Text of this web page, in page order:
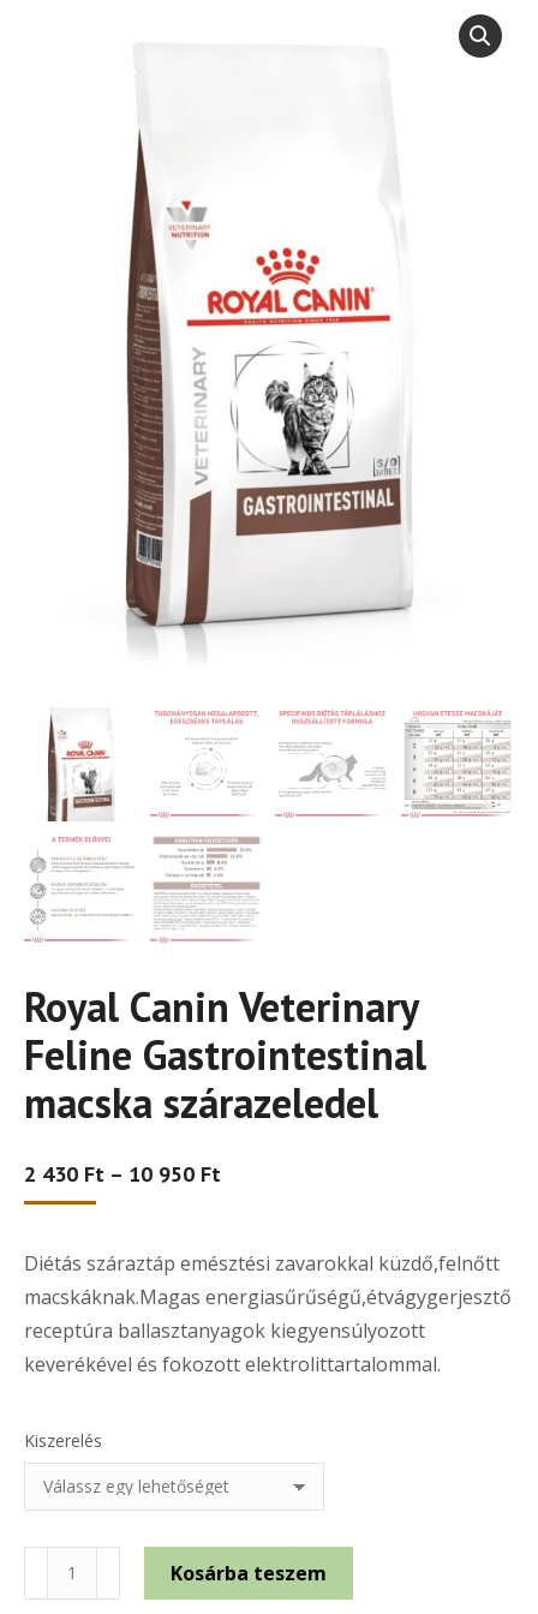
Royal Canin Veterinary
Feline Gastrointestinal
macska szárazeledel
2 430 Ft – 10 950 Ft
10
950 Ft
Diétás száraztáp emésztési zavarokkal küzdő,felnőtt
macskáknak.Magas energiasűrűségű,étvágygerjesztő
receptúra ballasztanyagok kiegyensúlyozott
keverékével és fokozott elektrolittartalommal.
Kiszerelés
Royal
Canin
Kosárba teszem